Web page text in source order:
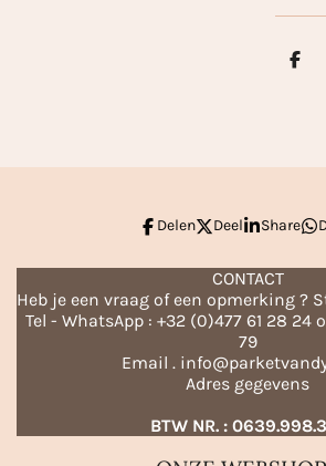
D
Delen Deel Share
CONTACT
Heb je een vraag of een opmerking ?
Tel - WhatsApp : +32 (0)477 61 28 24
79
Email .
Adres gegevens
BTW NR. :